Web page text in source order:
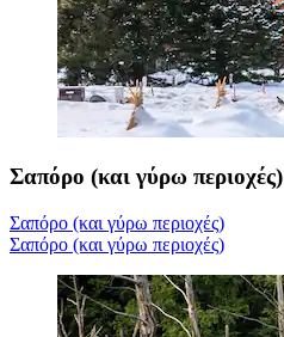
Σαπόρο (και γύρω περιοχές)
Σαπόρο (και γύρω περιοχές)
Σαπόρο (και γύρω περιοχές)